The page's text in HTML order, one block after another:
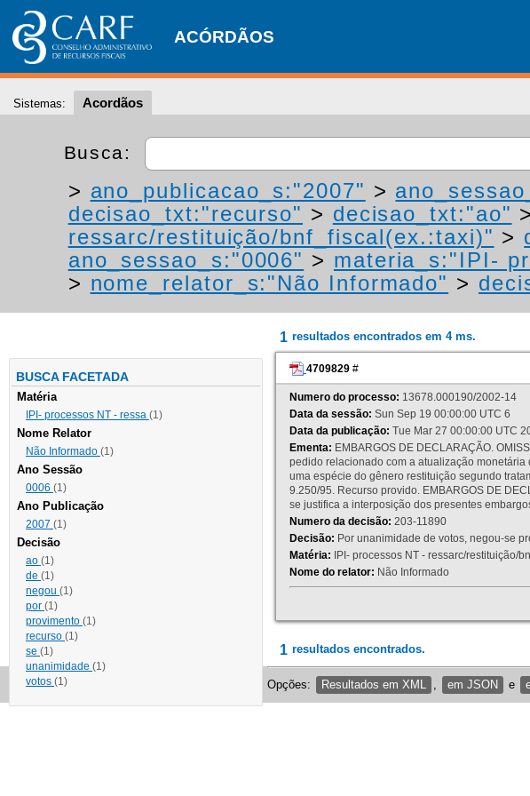
ACÓRDÃOS
Sistemas: Acordãos
Busca:
> ano_publicacao_s:"2007" >
decisao_txt:"recurso" > decisao_txt:"ao" >
ressarc/restituição/bnf_fiscal(ex.:taxi)" >
ano_sessao_s:"0006" > materia_s:"IPI-
> nome_relator_s:"Não Informado" >
BUSCA FACETADA
Matéria
IPI- processos NT - ressa (1)
Nome Relator
Não Informado (1)
Ano Sessão
0006 (1)
Ano Publicação
2007 (1)
Decisão
ao (1)
de (1)
negou (1)
por (1)
provimento (1)
recurso (1)
se (1)
unanimidade (1)
votos (1)
1 resultados encontrados em 4 ms.
4709829 #
Numero do processo: 13678.000190/2002-14
Data da sessão: Sun Sep 19 00:00:00 UTC 6
Data da publicação: Tue Mar 27 00:00:00 UTC
Ementa: EMBARGOS DE DECLARAÇÃO.
pedido relacionado com a atualização monetária
uma espécie do gênero restituição segundo
9.250/95. Recurso provido. EMBARGOS DE
se justifica a interposição dos presentes
Numero da decisão: 203-11890
Decisão: Por unanimidade de votos, negou-se
Matéria: IPI- processos NT - ressarc/restituição/
Nome do relator: Não Informado
1 resultados encontrados.
Opções: Resultados em XML em JSON e